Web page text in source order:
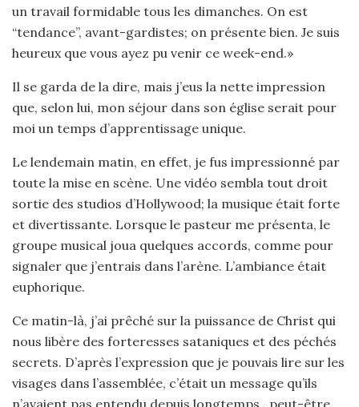
un travail formidable tous les dimanches. On est
“tendance”, avant-gardistes; on présente bien. Je suis
heureux que vous ayez pu venir ce week-end.»
Il se garda de la dire, mais j’eus la nette impression
que, selon lui, mon séjour dans son église serait pour
moi un temps d’apprentissage unique.
Le lendemain matin, en effet, je fus impressionné par
toute la mise en scène. Une vidéo sembla tout droit
sortie des studios d’Hollywood; la musique était forte
et divertissante. Lorsque le pasteur me présenta, le
groupe musical joua quelques accords, comme pour
signaler que j’entrais dans l’arène. L’ambiance était
euphorique.
Ce matin-là, j’ai prêché sur la puissance de Christ qui
nous libère des forteresses sataniques et des péchés
secrets. D’après l’expression que je pouvais lire sur les
visages dans l’assemblée, c’était un message qu’ils
n’avaient pas entendu depuis longtemps , peut-être